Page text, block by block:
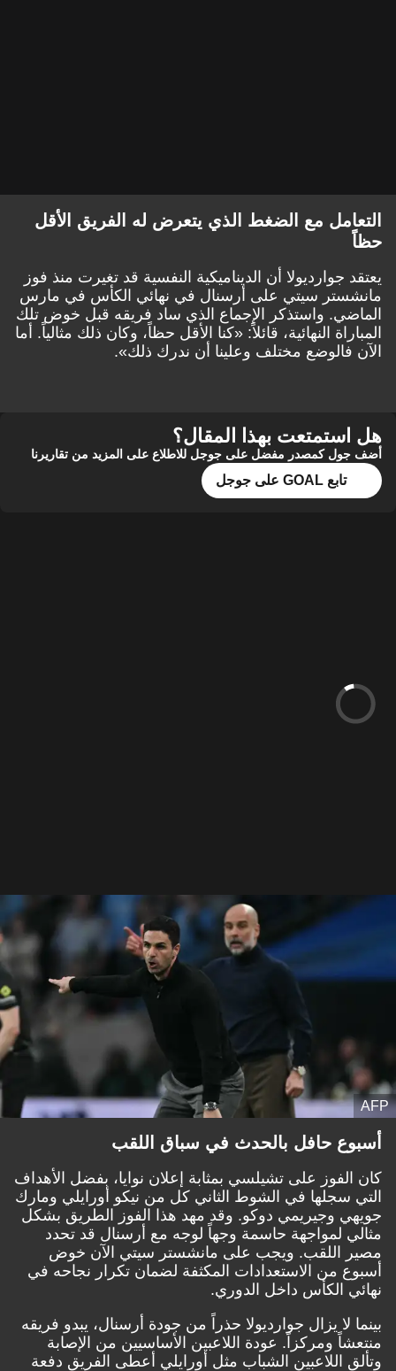
التعامل مع الضغط الذي يتعرض له الفريق الأقل
حظاً
يعتقد جوارديولا أن الديناميكية النفسية قد تغيرت منذ فوز
مانشستر سيتي على أرسنال في نهائي الكأس في مارس
الماضي. واستذكر الإجماع الذي ساد فريقه قبل خوض تلك
المباراة النهائية، قائلاً: «كنا الأقل حظاً، وكان ذلك مثالياً. أما
الآن فالوضع مختلف وعلينا أن ندرك ذلك».
هل استمتعت بهذا المقال؟
أضف جول كمصدر مفضل على جوجل للاطلاع على المزيد من تقاريرنا
تابع GOAL على جوجل
AFP
أسبوع حافل بالحدث في سباق اللقب
كان الفوز على تشيلسي بمثابة إعلان نوايا، بفضل الأهداف
التي سجلها في الشوط الثاني كل من نيكو أورايلي ومارك
جويهي وجيريمي دوكو. وقد مهد هذا الفوز الطريق بشكل
مثالي لمواجهة حاسمة وجهاً لوجه مع أرسنال قد تحدد
مصير اللقب. ويجب على مانشستر سيتي الآن خوض
أسبوع من الاستعدادات المكثفة لضمان تكرار نجاحه في
نهائي الكأس داخل الدوري.
بينما لا يزال جوارديولا حذراً من جودة أرسنال، يبدو فريقه
منتعشاً ومركزاً. عودة اللاعبين الأساسيين من الإصابة
وتألق اللاعبين الشباب مثل أورايلي أعطى الفريق دفعة